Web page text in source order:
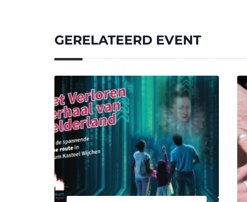
GERELATEERD EVENT